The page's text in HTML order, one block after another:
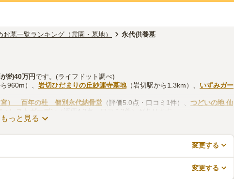
墓一覧ランキング（霊園・墓地） 永代供養墓
が約40万円です。(ライフドット調べ)
960m）、 岩切ひだまりの丘妙運寺墓地（岩切駅から1.3km）、 いずみガー
宮） 百年の杜 個別永代納骨堂 （評価5.0点・口コミ1件）、 つどいの地 仙
レストガーデン
（評価4.3点・口コミ2件）があります。
からの交通アクセスを確認しつつ、法要施設や管理事務所などの設備や管
もっと見る
変更する
変更する